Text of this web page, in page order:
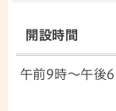
開設時間
午前9時～午後